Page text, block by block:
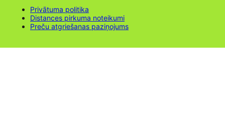
Privātuma politika
Distances pirkuma noteikumi
Preču atgriešanas paziņojums